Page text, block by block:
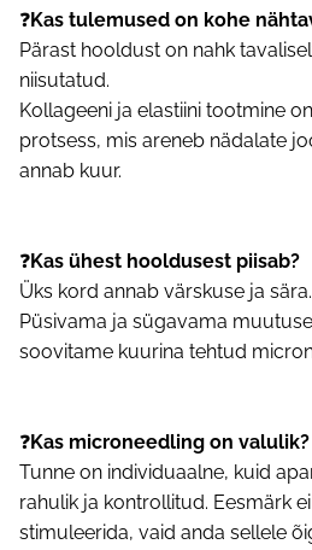
❓Kas tulemused on kohe
Pärast hooldust on nahk
niisutatud.
Kollageeni ja elastiini tootmine
protsess, mis areneb nädalate
annab kuur.
❓Kas ühest hooldusest piisab?
Üks kord annab värskuse ja sära.
Püsivama ja sügavama
soovitame kuurina tehtud
❓Kas microneedling on valulik?
Tunne on individuaalne, kuid
rahulik ja kontrollitud. Eesmärk
stimuleerida, vaid anda sellele